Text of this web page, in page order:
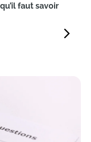
faut savoir